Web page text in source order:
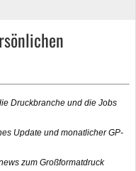
Druckbranche und die Jobs
Update und monatlicher GP-
zum Großformatdruck